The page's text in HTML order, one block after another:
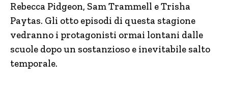
Rebecca Pidgeon, Sam Trammell e Trisha
Paytas. Gli otto episodi di questa stagione
vedranno i protagonisti ormai lontani dalle
scuole dopo un sostanzioso e inevitabile salto
temporale.